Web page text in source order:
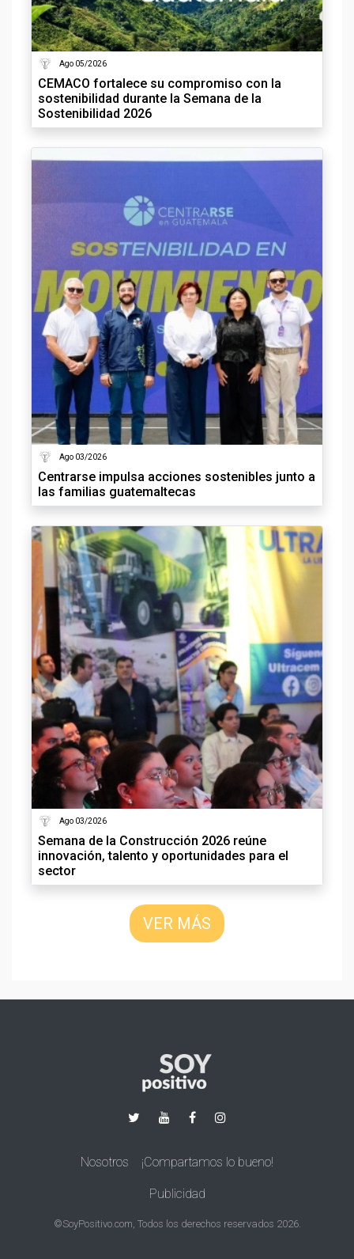
Ago 05/2026
CEMACO fortalece su compromiso con la
sostenibilidad durante la Semana de la
Sostenibilidad 2026
Ago 03/2026
Centrarse impulsa acciones sostenibles junto a
las familias guatemaltecas
Ago 03/2026
Semana de la Construcción 2026 reúne
innovación, talento y oportunidades para el
sector
VER MÁS
Nosotros ¡Compartamos lo bueno!
Publicidad
©SoyPositivo.com, Todos los derechos reservados 2026.